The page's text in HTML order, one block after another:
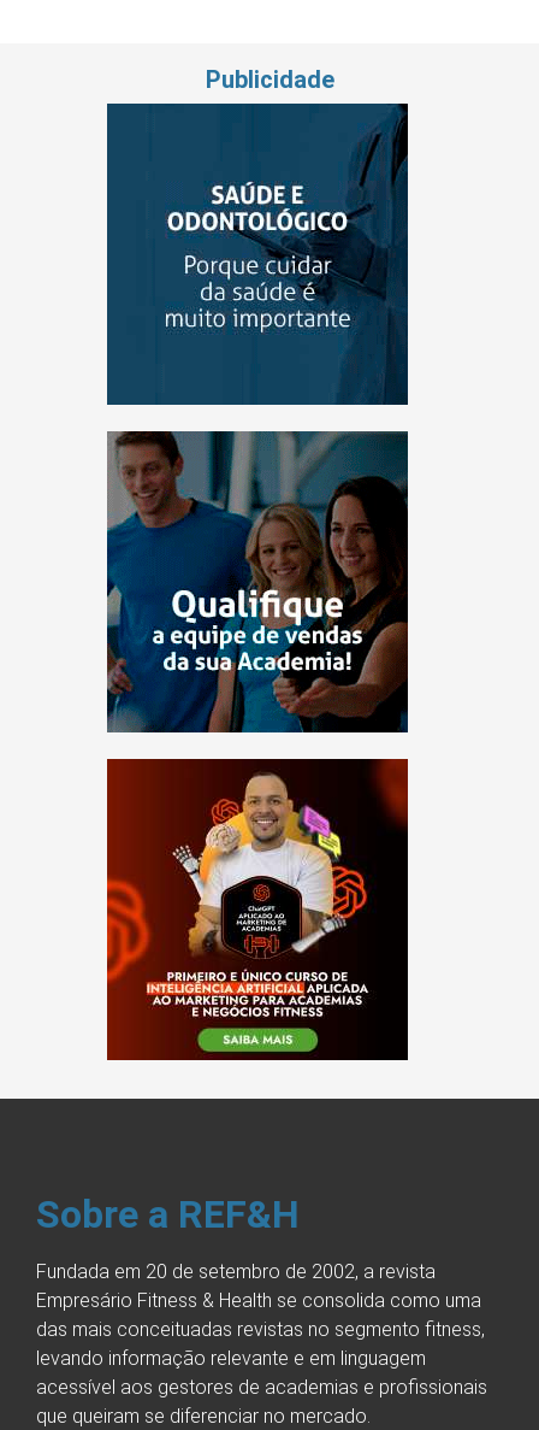
Publicidade
Sobre a REF&H
Fundada em 20 de setembro de 2002, a revista
Empresário Fitness & Health se consolida como uma
das mais conceituadas revistas no segmento fitness,
levando informação relevante e em linguagem
acessível aos gestores de academias e profissionais
que queiram se diferenciar no mercado.